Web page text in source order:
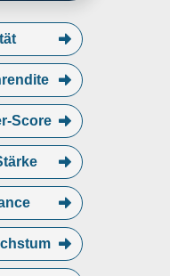
Score